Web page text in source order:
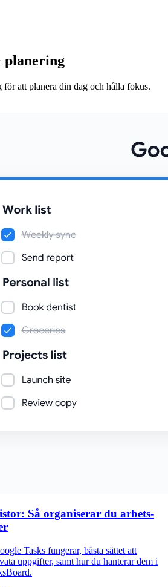
att planera din dag och hålla fokus.
Så organiserar du arbets-
Tasks fungerar, bästa sättet att
uppgifter, samt hur du hanterar dem i